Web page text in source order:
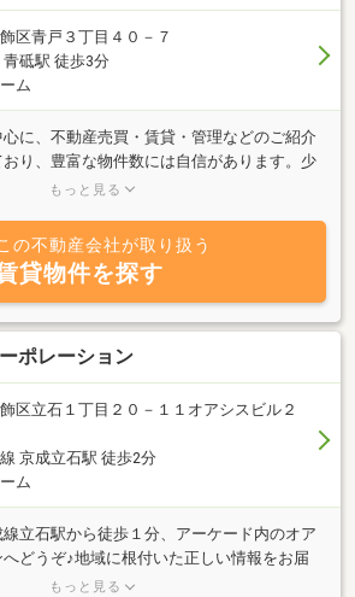
区青戸３丁目４０－７
砥駅 徒歩3分
ム
に、不動産売買・賃貸・管理などのご紹介
り、豊富な物件数には自信があります。少
の物件をみていただくためにインターネッ
ます。不動産のことならなんでも相談に乗り
しならばまずは当社へお越し下さい。当社の
てお奨めします。
もっと見る
の不動産会社が取り扱う
貸物件を探す
ポレーション
区立石１丁目２０－１１オアシスビル２
京成立石駅 徒歩2分
ム
立石駅から徒歩１分、アーケード内のオア
どうぞ♪地域に根付いた正しい情報をお届
します。また、誠心誠意お付き合いさせてい
もっと見る